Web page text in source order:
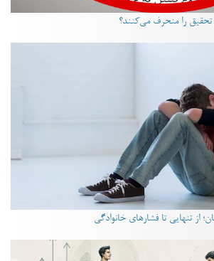
تحقیق را منحرف می‌کنند؟
از تنهایی تا فشارهای خانوادگی